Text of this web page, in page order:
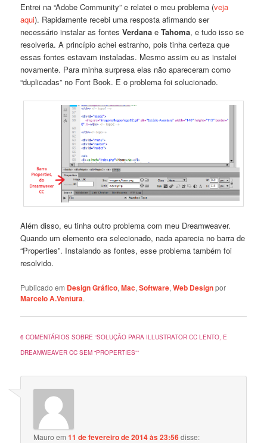
Entrei na “Adobe Community” e relatei o meu problema (veja
aqui). Rapidamente recebi uma resposta afirmando ser
necessário instalar as fontesVerdana eTahoma, e tudo isso se
resolveria. A princípio achei estranho, pois tinha certeza que
essas fontes estavam instaladas. Mesmo assim eu as instalei
novamente. Para minha surpresa elas não apareceram como
“duplicadas” no Font Book. E o problema foi solucionado.
Além disso, eu tinha outro problema com meu Dreamweaver.
Quando um elemento era selecionado, nada aparecia no barra de
“Properties”. Instalando as fontes, esse problema também foi
resolvido.
Publicado em Design Gráfico,Mac,Software,Web Designpor
Marcelo A.Ventura.
6 COMENTÁRIOS SOBRE “SOLUÇÃO PARA ILLUSTRATOR CC LENTO, E
DREAMWEAVER CC SEM “PROPERTIES””
Mauro em11 de fevereiro de 2014 às 23:56disse: